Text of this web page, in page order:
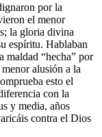
por la
el menor
la gloria divina
espíritu. Hablaban
maldad “hecha” por
alusión a la
esto el
con la
y media, años
contra el Dios